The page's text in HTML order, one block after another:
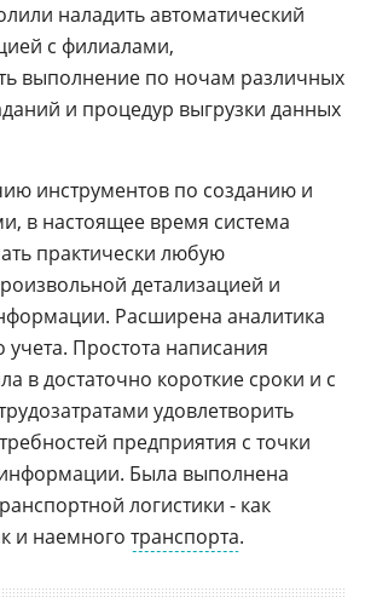
наладить автоматический
с филиалами,
выполнение по ночам различных
и процедур выгрузки данных
инструментов по созданию и
в настоящее время система
практически любую
детализацией и
Расширена аналитика
учета. Простота написания
в достаточно короткие сроки и с
удовлетворить
предприятия с точки
Была выполнена
логистики - как
и наемного транспорта.